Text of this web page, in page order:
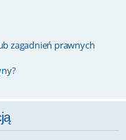
zagadnień prawnych